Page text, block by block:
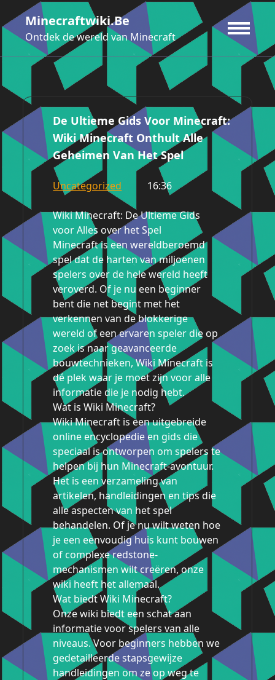
naar
de
inhoud
Minecraftwiki.be
Ontdek de wereld van Minecraft
De Ultieme Gids Voor Minecraft:
Wiki Minecraft Onthult Alle
Geheimen Van Het Spel
Uncategorized 16:36
Wiki Minecraft: De Ultieme Gids
voor Alles over het Spel
Minecraft is een wereldberoemd
spel dat de harten van miljoenen
spelers over de hele wereld heeft
veroverd. Of je nu een beginner
bent die net begint met het
verkennen van de blokkerige
wereld of een ervaren speler die op
zoek is naar geavanceerde
bouwtechnieken, Wiki Minecraft is
dé plek waar je moet zijn voor alle
informatie die je nodig hebt.
Wat is Wiki Minecraft?
Wiki Minecraft is een uitgebreide
online encyclopedie en gids die
speciaal is ontworpen om spelers te
helpen bij hun Minecraft-avontuur.
Het is een verzameling van
artikelen, handleidingen en tips die
alle aspecten van het spel
behandelen. Of je nu wilt weten hoe
je een eenvoudig huis kunt bouwen
of complexe redstone-
mechanismen wilt creëren, onze
wiki heeft het allemaal.
Wat biedt Wiki Minecraft?
Onze wiki biedt een schat aan
informatie voor spelers van alle
niveaus. Voor beginners hebben we
gedetailleerde stapsgewijze
handleidingen om ze op weg te